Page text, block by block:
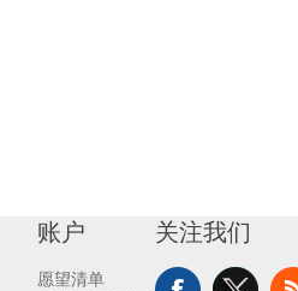
账户
愿望清单
关注我们